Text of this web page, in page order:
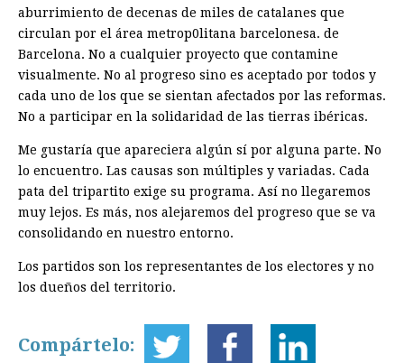
aburrimiento de decenas de miles de catalanes que
circulan por el área metrop0litana barcelonesa. de
Barcelona. No a cualquier proyecto que contamine
visualmente. No al progreso sino es aceptado por todos y
cada uno de los que se sientan afectados por las reformas.
No a participar en la solidaridad de las tierras ibéricas.
Me gustaría que apareciera algún sí por alguna parte. No
lo encuentro. Las causas son múltiples y variadas. Cada
pata del tripartito exige su programa. Así no llegaremos
muy lejos. Es más, nos alejaremos del progreso que se va
consolidando en nuestro entorno.
Los partidos son los representantes de los electores y no
los dueños del territorio.
Compártelo: